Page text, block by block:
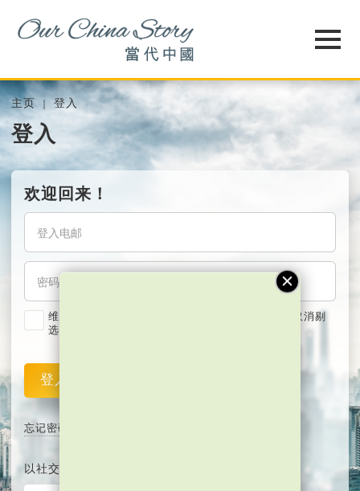
主页 登入
登入
欢迎回来！
维持我的登入状态两星期 (若使用共用电脑，紧记取消剔
选)
登入
忘记密码
以社交媒体平台注册或登入∶